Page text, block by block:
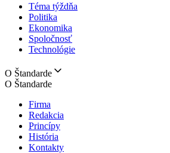
Téma týždňa
Politika
Ekonomika
Spoločnosť
Technológie
O Štandarde
O Štandarde
Firma
Redakcia
Princípy
História
Kontakty